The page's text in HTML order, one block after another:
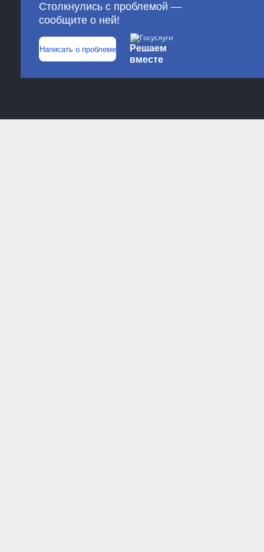
Столкнулись с проблемой —
сообщите о ней!
Написать о проблеме
Решаем
вместе